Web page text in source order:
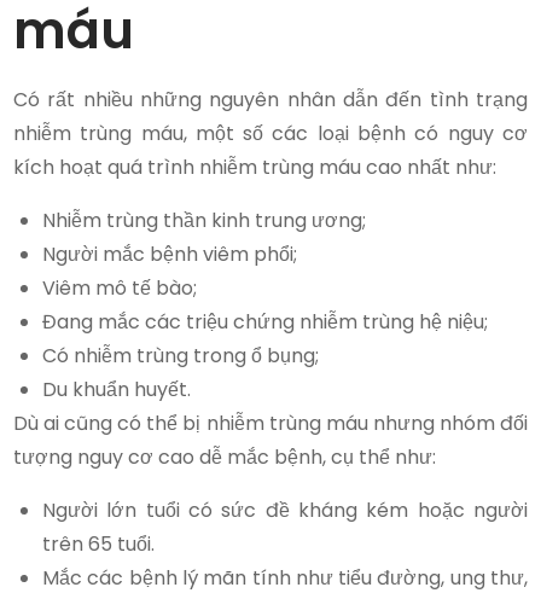
máu
Có rất nhiều những nguyên nhân dẫn đến tình trạng
nhiễm trùng máu, một số các loại bệnh có nguy cơ
kích hoạt quá trình nhiễm trùng máu cao nhất như:
Nhiễm trùng thần kinh trung ương;
Người mắc bệnh viêm phổi;
Viêm mô tế bào;
Đang mắc các triệu chứng nhiễm trùng hệ niệu;
Có nhiễm trùng trong ổ bụng;
Du khuẩn huyết.
Dù ai cũng có thể bị nhiễm trùng máu nhưng nhóm đối
tượng nguy cơ cao dễ mắc bệnh, cụ thể như:
Người lớn tuổi có sức đề kháng kém hoặc người
trên 65 tuổi.
Mắc các bệnh lý mãn tính như tiểu đường, ung thư,